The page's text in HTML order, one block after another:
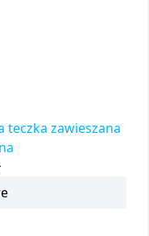
teczka zawieszana